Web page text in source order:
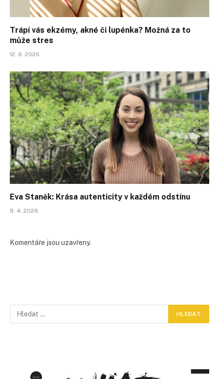
Trápí vás ekzémy, akné či lupénka? Možná za to
může stres
12. 6. 2026
Eva Staněk: Krása autenticity v každém odstínu
8. 4. 2026
Komentáře jsou uzavřeny.